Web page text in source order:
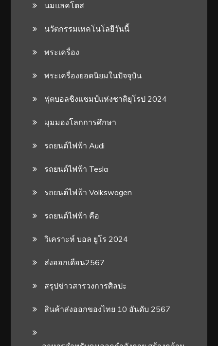
นมแลคโตส
นวัตกรรมเทคโนโลยีวันนี้
พระเครื่อง
พระเครื่องยอดนิยมในปัจจุบัน
ฟุตบอลชิงแชมป์แห่งชาติยุโรป 2024
มุมมองโลกการศึกษา
รถยนต์ไฟฟ้า Audi
รถยนต์ไฟฟ้า Tesla
รถยนต์ไฟฟ้า Volkswagen
รถยนต์ไฟฟ้า คือ
วิเคราะห์ บอล ยูโร 2024
ส่งออกเดือน2567
สรุปข่าวสารวงการศิลปะ
สินค้าส่งออกของไทย 10 อันดับ 2567